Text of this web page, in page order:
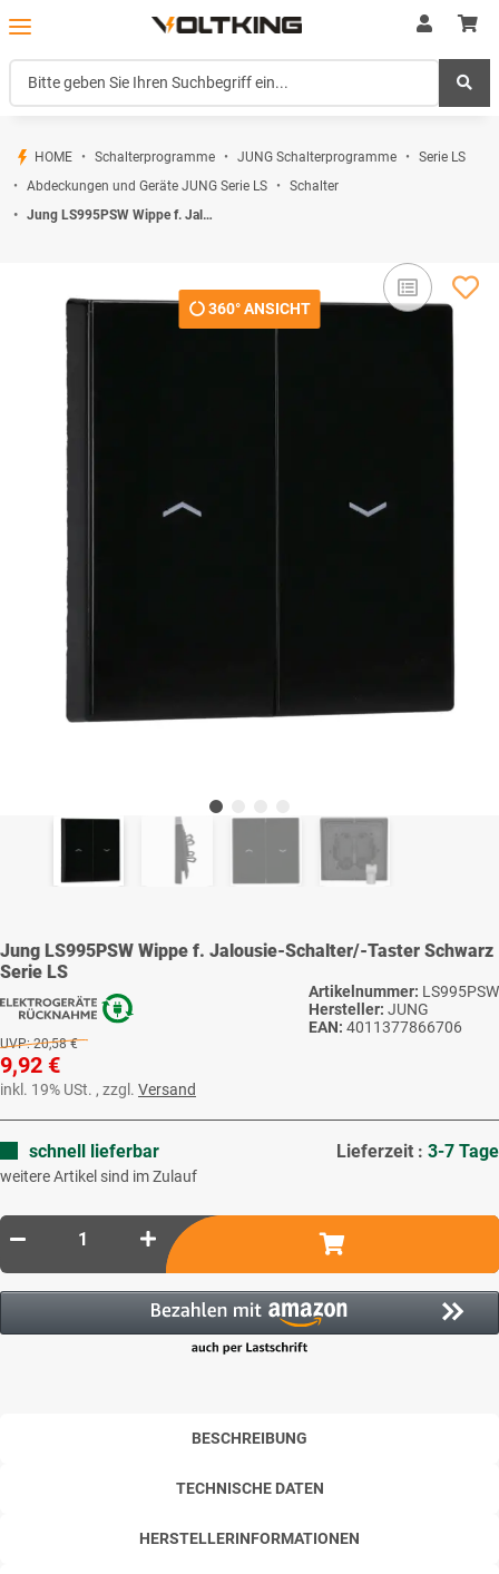
HOME Schalterprogramme JUNG Schalterprogramme
Serie LS
Abdeckungen und Geräte JUNG Serie LS
Schalter
Jung LS995PSW Wippe f. Jalousie-Schalter/-Taster Schwarz Serie LS
360° ANSICHT
Jung LS995PSW Wippe f. Jalousie-Schalter/-Taster Schwarz
Serie LS
Artikelnummer: LS995PSW
Hersteller: JUNG
EAN: 4011377866706
UVP: 20,58 €
9,92 €
inkl. 19% USt. , zzgl. Versand
schnell lieferbar Lieferzeit : 3-7 Tage
weitere Artikel sind im Zulauf
BESCHREIBUNG
TECHNISCHE DATEN
HERSTELLERINFORMATIONEN